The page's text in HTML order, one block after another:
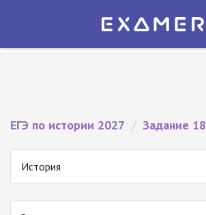
Экзамер — ЕГЭ 2027
ЕГЭ по истории 2027 / Задание 18
История